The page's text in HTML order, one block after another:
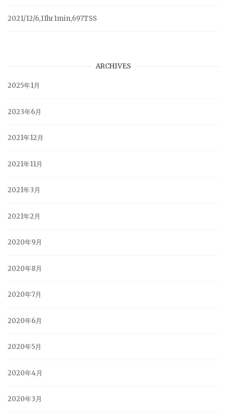
2021/12/6,11hr1min,697TSS
ARCHIVES
2025年1月
2023年6月
2021年12月
2021年11月
2021年3月
2021年2月
2020年9月
2020年8月
2020年7月
2020年6月
2020年5月
2020年4月
2020年3月